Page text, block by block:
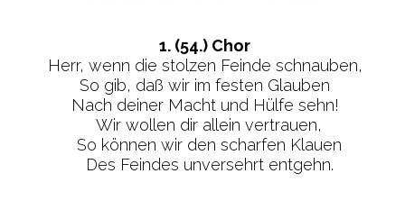
1. (54.) Chor
Herr, wenn die stolzen Feinde schnauben,
So gib, daß wir im festen Glauben
Nach deiner Macht und Hülfe sehn!
Wir wollen dir allein vertrauen,
So können wir den scharfen Klauen
Des Feindes unversehrt entgehn.